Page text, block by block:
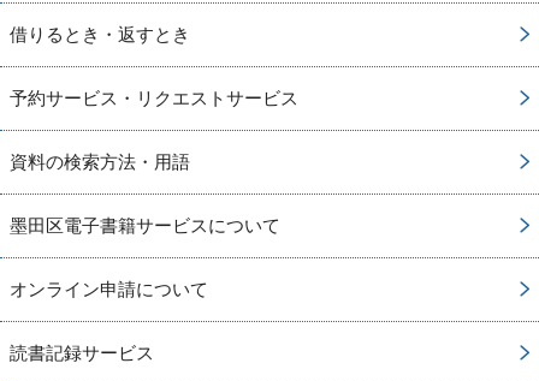
借りるとき・返すとき
予約サービス・リクエストサービス
資料の検索方法・用語
墨田区電子書籍サービスについて
オンライン申請について
読書記録サービス